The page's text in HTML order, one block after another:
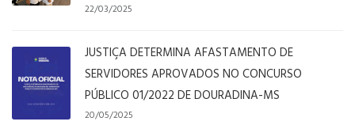
22/03/2025
JUSTIÇA DETERMINA AFASTAMENTO DE
SERVIDORES APROVADOS NO CONCURSO
PÚBLICO 01/2022 DE DOURADINA-MS
20/05/2025